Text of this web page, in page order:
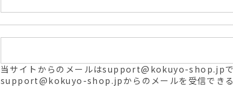
当サイトからのメールはsupport@kokuyo-shop.jpで
support@kokuyo-shop.jpからのメールを受信できる